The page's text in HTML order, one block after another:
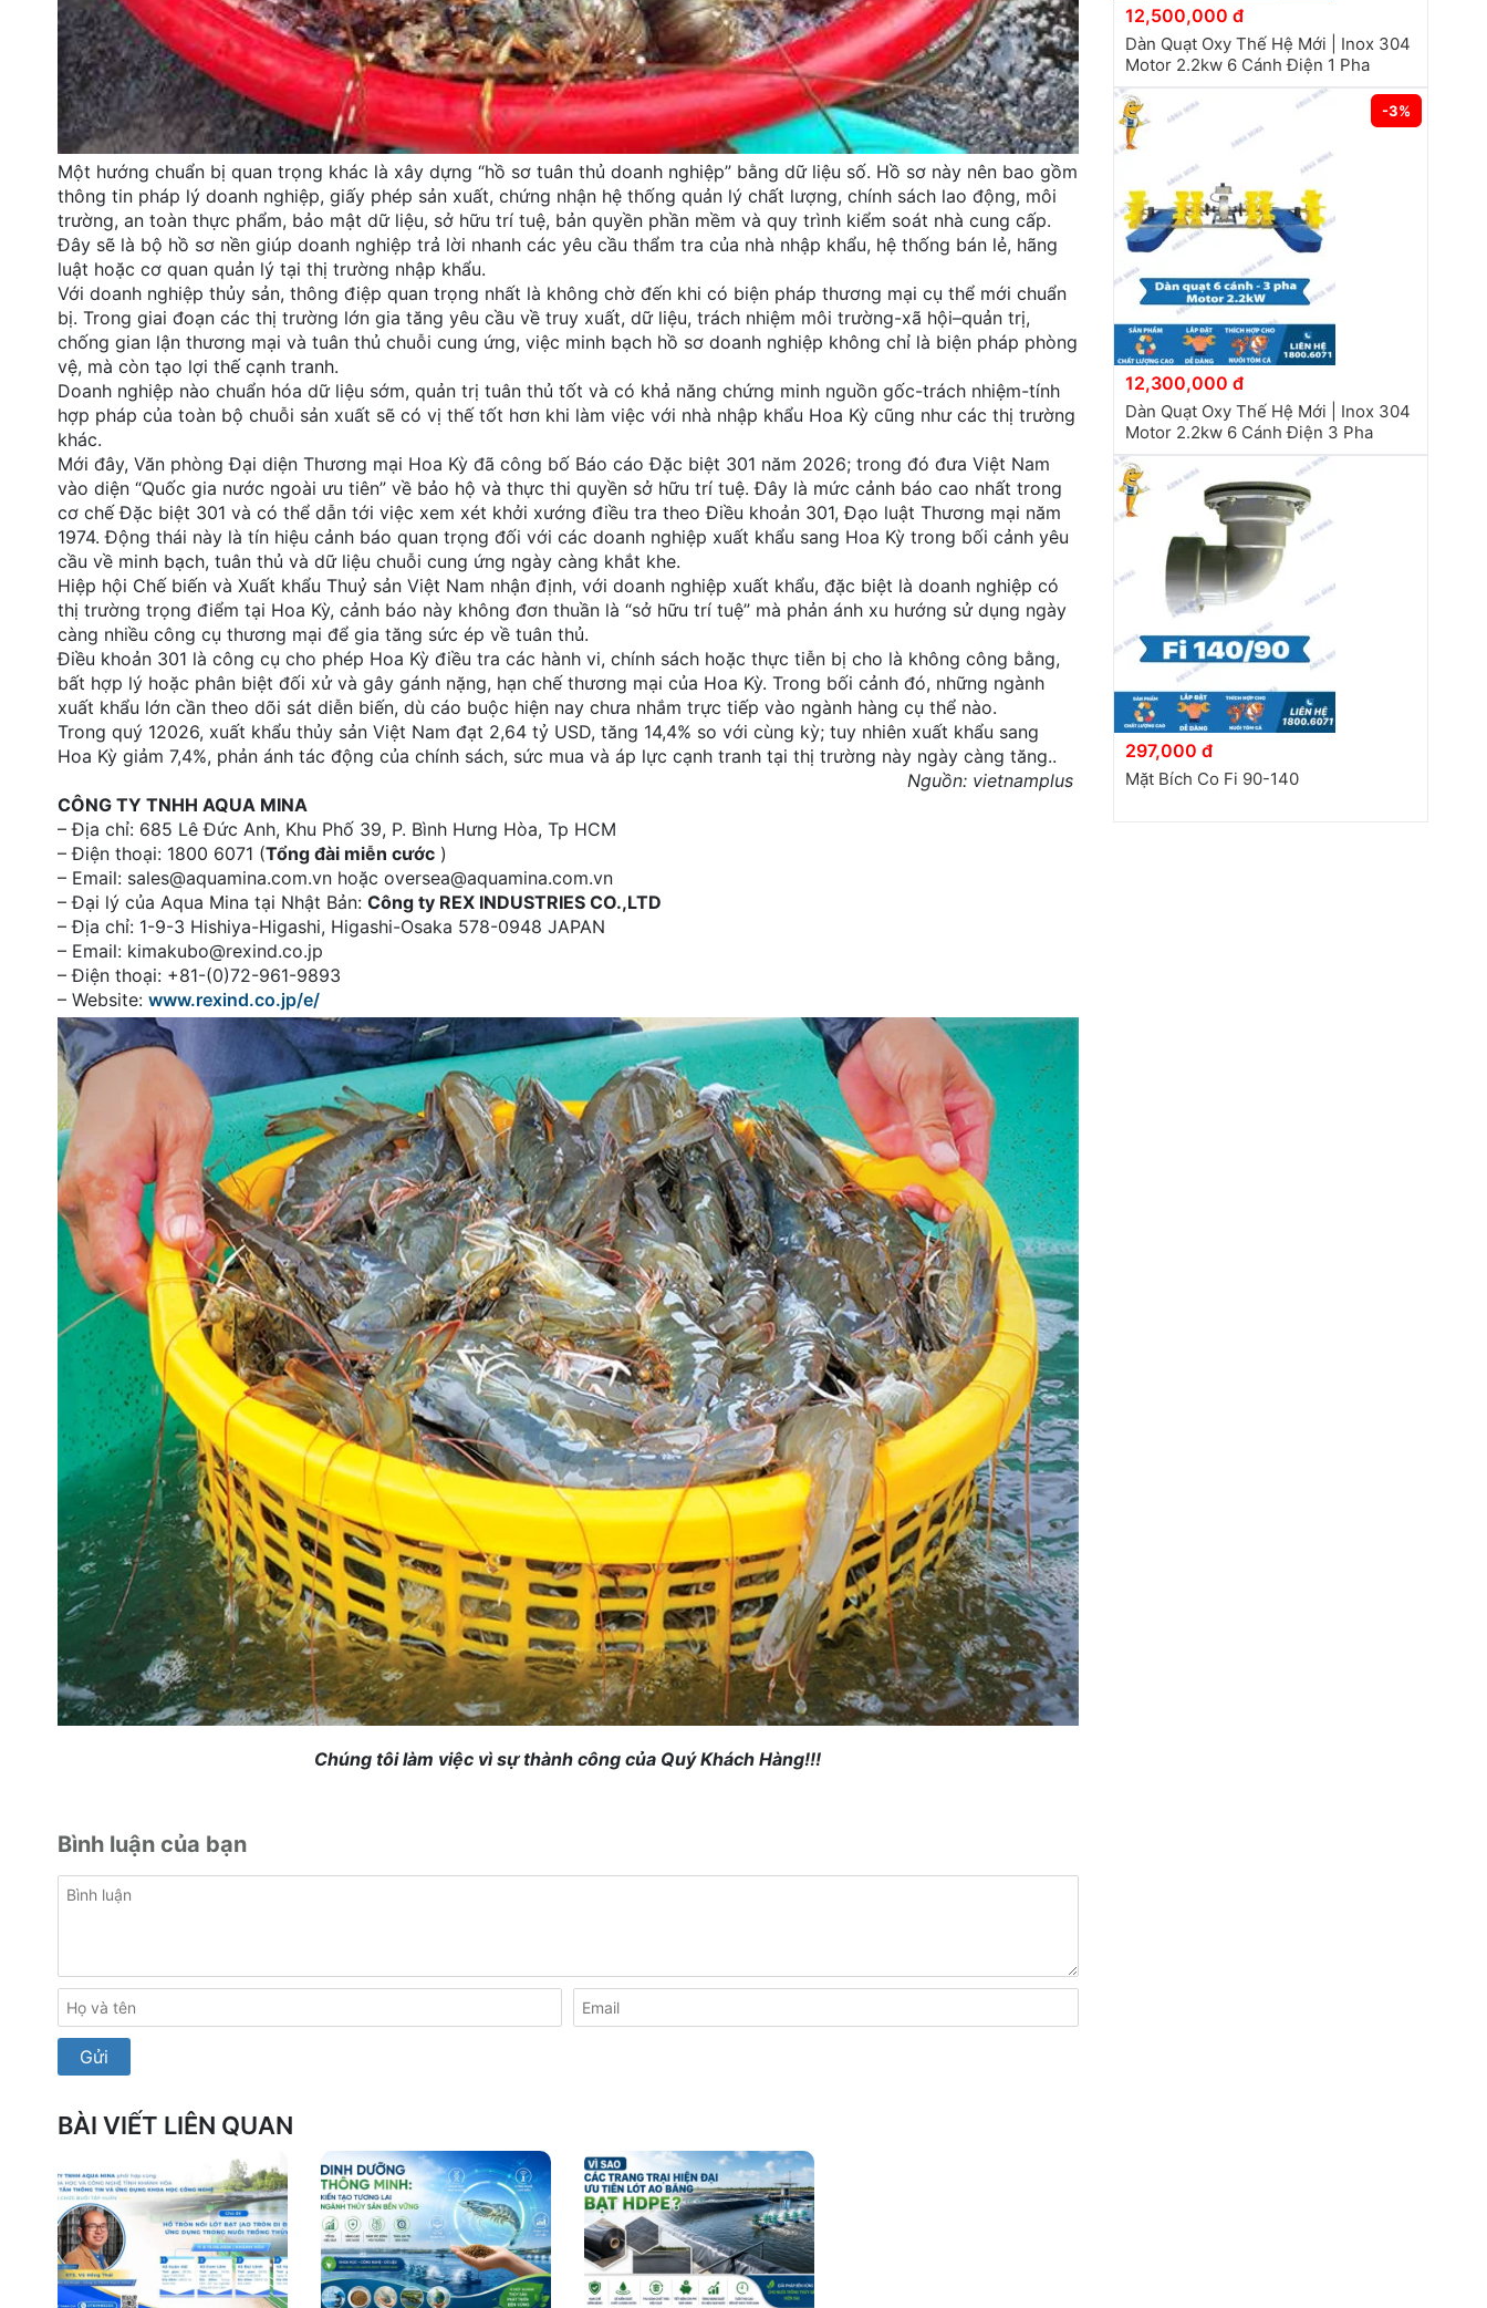
Một hướng chuẩn bị quan trọng khác là xây dựng “hồ sơ tuân thủ doanh nghiệp” bằng dữ liệu số. Hồ sơ này nên bao gồm
thông tin pháp lý doanh nghiệp, giấy phép sản xuất, chứng nhận hệ thống quản lý chất lượng, chính sách lao động, môi
trường, an toàn thực phẩm, bảo mật dữ liệu, sở hữu trí tuệ, bản quyền phần mềm và quy trình kiểm soát nhà cung cấp.
Đây sẽ là bộ hồ sơ nền giúp doanh nghiệp trả lời nhanh các yêu cầu thẩm tra của nhà nhập khẩu, hệ thống bán lẻ, hãng
luật hoặc cơ quan quản lý tại thị trường nhập khẩu.
Với doanh nghiệp thủy sản, thông điệp quan trọng nhất là không chờ đến khi có biện pháp thương mại cụ thể mới chuẩn
bị. Trong giai đoạn các thị trường lớn gia tăng yêu cầu về truy xuất, dữ liệu, trách nhiệm môi trường-xã hội–quản trị,
chống gian lận thương mại và tuân thủ chuỗi cung ứng, việc minh bạch hồ sơ doanh nghiệp không chỉ là biện pháp phòng
vệ, mà còn tạo lợi thế cạnh tranh.
Doanh nghiệp nào chuẩn hóa dữ liệu sớm, quản trị tuân thủ tốt và có khả năng chứng minh nguồn gốc-trách nhiệm-tính
hợp pháp của toàn bộ chuỗi sản xuất sẽ có vị thế tốt hơn khi làm việc với nhà nhập khẩu Hoa Kỳ cũng như các thị trường
khác.
Mới đây, Văn phòng Đại diện Thương mại Hoa Kỳ đã công bố Báo cáo Đặc biệt 301 năm 2026; trong đó đưa Việt Nam
vào diện “Quốc gia nước ngoài ưu tiên” về bảo hộ và thực thi quyền sở hữu trí tuệ. Đây là mức cảnh báo cao nhất trong
cơ chế Đặc biệt 301 và có thể dẫn tới việc xem xét khởi xướng điều tra theo Điều khoản 301, Đạo luật Thương mại năm
1974. Động thái này là tín hiệu cảnh báo quan trọng đối với các doanh nghiệp xuất khẩu sang Hoa Kỳ trong bối cảnh yêu
cầu về minh bạch, tuân thủ và dữ liệu chuỗi cung ứng ngày càng khắt khe.
Hiệp hội Chế biến và Xuất khẩu Thuỷ sản Việt Nam nhận định, với doanh nghiệp xuất khẩu, đặc biệt là doanh nghiệp có
thị trường trọng điểm tại Hoa Kỳ, cảnh báo này không đơn thuần là “sở hữu trí tuệ” mà phản ánh xu hướng sử dụng ngày
càng nhiều công cụ thương mại để gia tăng sức ép về tuân thủ.
Điều khoản 301 là công cụ cho phép Hoa Kỳ điều tra các hành vi, chính sách hoặc thực tiễn bị cho là không công bằng,
bất hợp lý hoặc phân biệt đối xử và gây gánh nặng, hạn chế thương mại của Hoa Kỳ. Trong bối cảnh đó, những ngành
xuất khẩu lớn cần theo dõi sát diễn biến, dù cáo buộc hiện nay chưa nhắm trực tiếp vào ngành hàng cụ thể nào.
Trong quý 12026, xuất khẩu thủy sản Việt Nam đạt 2,64 tỷ USD, tăng 14,4% so với cùng kỳ; tuy nhiên xuất khẩu sang
Hoa Kỳ giảm 7,4%, phản ánh tác động của chính sách, sức mua và áp lực cạnh tranh tại thị trường này ngày càng tăng..
Nguồn: vietnamplus
CÔNG TY TNHH AQUA MINA
– Địa chỉ: 685 Lê Đức Anh, Khu Phố 39, P. Bình Hưng Hòa, Tp HCM
– Điện thoại: 1800 6071 (Tổng đài miễn cước )
– Email: sales@aquamina.com.vn hoặc oversea@aquamina.com.vn
– Đại lý của Aqua Mina tại Nhật Bản: Công ty REX INDUSTRIES CO.,LTD
– Địa chỉ: 1-9-3 Hishiya-Higashi, Higashi-Osaka 578-0948 JAPAN
– Email: kimakubo@rexind.co.jp
– Điện thoại: +81-(0)72-961-9893
– Website: www.rexind.co.jp/e/
Chúng tôi làm việc vì sự thành công của Quý Khách Hàng!!!
Bình luận của bạn
BÀI VIẾT LIÊN QUAN
12,500,000 đ
Dàn Quạt Oxy Thế Hệ Mới | Inox 304
Motor 2.2kw 6 Cánh Điện 1 Pha
-3%
12,300,000 đ
Dàn Quạt Oxy Thế Hệ Mới | Inox 304
Motor 2.2kw 6 Cánh Điện 3 Pha
297,000 đ
Mặt Bích Co Fi 90-140